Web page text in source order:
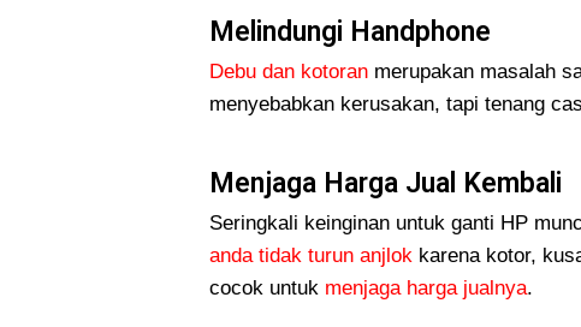
Melindungi Handphone
Debu dan kotoran merupakan masalah
menyebabkan kerusakan, tapi tenang
Menjaga Harga Jual Kembali
Seringkali keinginan untuk ganti HP
anda tidak turun anjlokkarena kotor,
cocok untuk menjaga harga jualnya.